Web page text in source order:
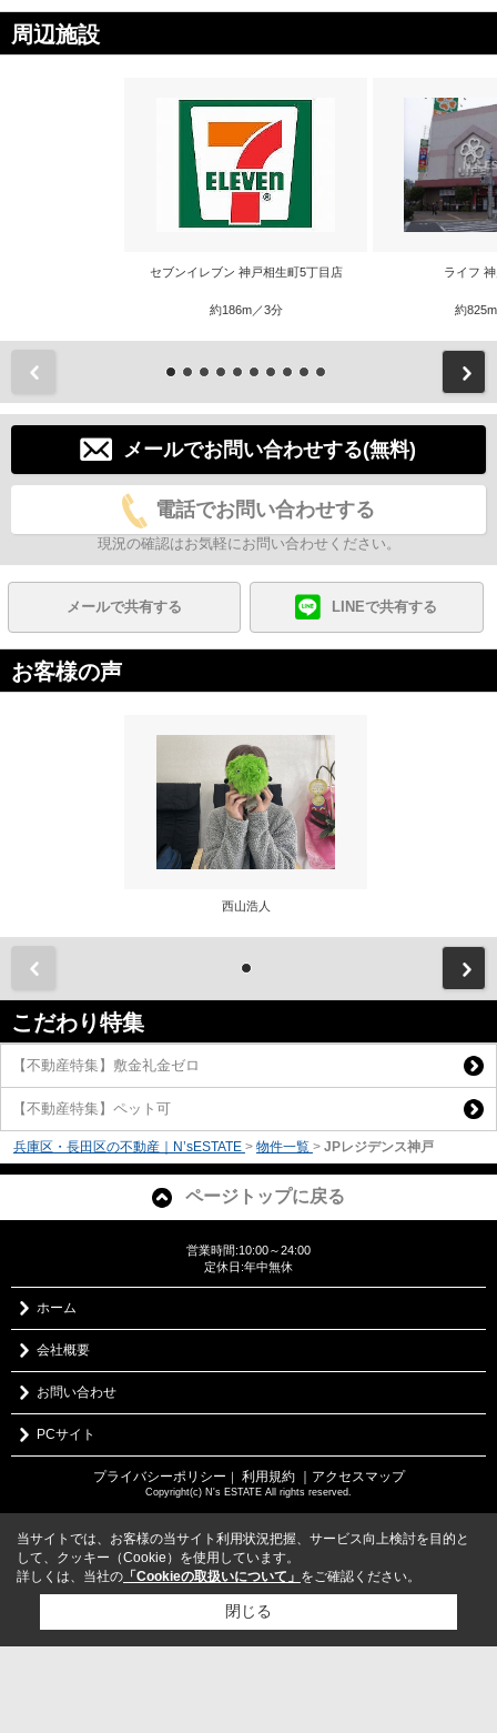
周辺施設
セブンイレブン 神戸相生町5丁目店
約186m／3分
ライフ
約
メールでお問い合わせする(無料)
電話でお問い合わせする
現況の確認はお気軽にお問い合わせください。
メールで共有する LINEで共有する
お客様の声
西山浩人
こだわり特集
【不動産特集】敷金礼金ゼロ
【不動産特集】ペット可
兵庫区・長田区の不動産｜N’sESTATE > 物件一覧 > JPレジデンス神戸
ページトップに戻る
営業時間:10:00～24:00
定休日:年中無休
ホーム
会社概要
お問い合わせ
PCサイト
プライバシーポリシー 利用規約 ｜アクセスマップ
Copyright(c) N's ESTATE All rights reserved.
当サイトでは、お客様の当サイト利用状況把握、サービス向上検討を目的と
して、クッキー（Cookie）を使用しています。
詳しくは、当社の 「Cookieの取扱いについて」 をご確認ください。
閉じる